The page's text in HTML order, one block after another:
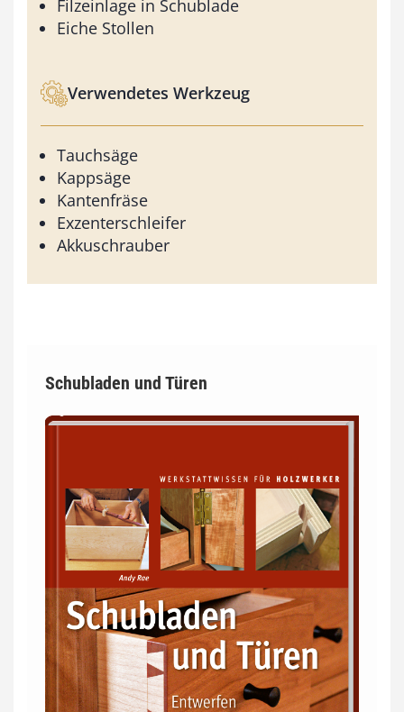
Filzeinlage in Schublade
Eiche Stollen
Verwendetes Werkzeug
Tauchsäge
Kappsäge
Kantenfräse
Exzenterschleifer
Akkuschrauber
Schubladen und Türen